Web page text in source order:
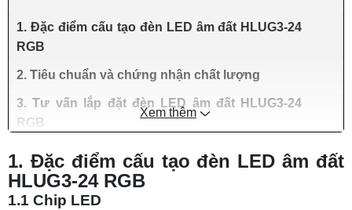
1. Đặc điểm cấu tạo đèn LED âm đất HLUG3-24
RGB
2. Tiêu chuẩn và chứng nhận chất lượng
3. Tư vấn lắp đặt đèn LED âm đất HLUG3-24
RGB
Xem thêm
1. Đặc điểm cấu tạo đèn LED âm đất
HLUG3-24 RGB
1.1 Chip LED